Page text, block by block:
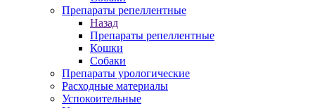
Препараты репеллентные
Назад
Препараты репеллентные
Кошки
Собаки
Препараты урологические
Расходные материалы
Успокоительные